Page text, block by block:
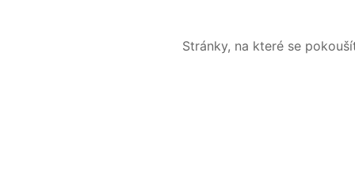
Stránky, na které se